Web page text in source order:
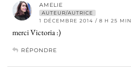
AMELIE
AUTEUR/AUTRICE
1 DÉCEMBRE 2014 / 8 H 25 MIN
merci Victoria :)
RÉPONDRE